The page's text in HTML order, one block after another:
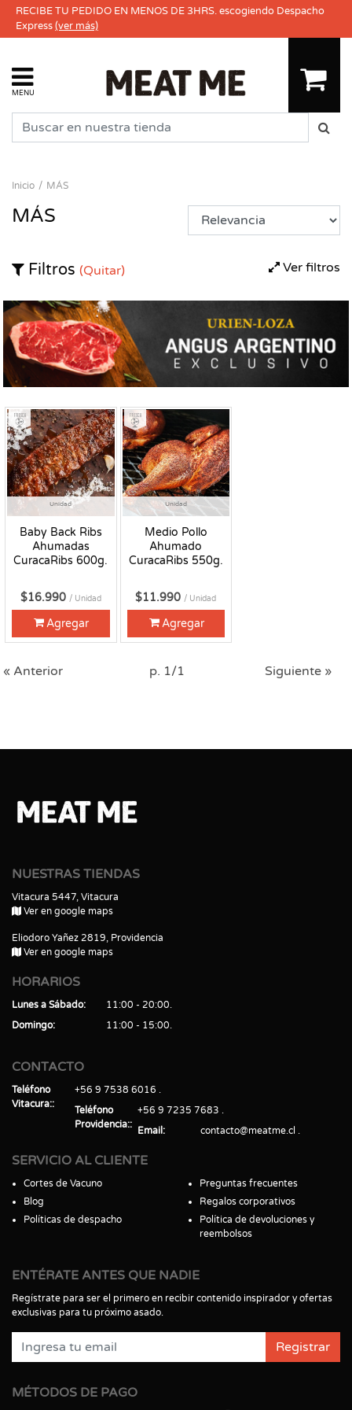
RECIBE TU PEDIDO EN MENOS DE 3HRS. escogiendo Despacho
Express(ver más)
MENU
Inicio MÁS
MÁS
Ver filtros
Filtros (Quitar)
Unidad
Baby Back Ribs
Ahumadas
CuracaRibs 600g.
Fresco
$16.990 / Unidad
Agregar
Unidad
Medio Pollo
Ahumado
CuracaRibs 550g.
Fresco
$11.990 / Unidad
Agregar
« Anterior p. 1/1 Siguiente »
NUESTRAS TIENDAS
Vitacura 5447, Vitacura
Ver en google maps
Eliodoro Yañez 2819, Providencia
Ver en google maps
HORARIOS
Lunes a Sábado
11:00 - 20:00
Domingo
11:00 - 15:00
CONTACTO
Teléfono
Vitacura:
+56 9 7538 6016
Teléfono
Providencia:
+56 9 7235 7683
Email
contacto@meatme.cl
SERVICIO AL CLIENTE
Cortes de Vacuno
Blog
Políticas de despacho
Preguntas frecuentes
Regalos corporativos
Política de devoluciones y
reembolsos
ENTÉRATE ANTES QUE NADIE
Regístrate para ser el primero en recibir contenido inspirador y ofertas
exclusivas para tu próximo asado.
Registrar
MÉTODOS DE PAGO